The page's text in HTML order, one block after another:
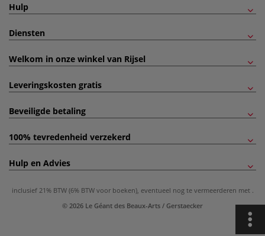
Hulp
Diensten
Welkom in onze winkel van Rijsel
Leveringskosten gratis
Beveiligde betaling
100% tevredenheid verzekerd
Hulp en Advies
inclusief 21% BTW (6% BTW voor boeken), eventueel nog te vermeerderen met .
© 2026 Le Géant des Beaux-Arts / Gerstaecker